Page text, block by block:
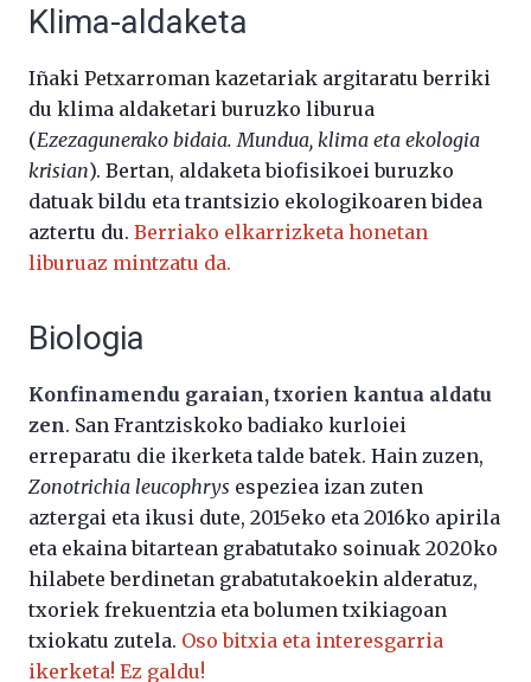
Klima-aldaketa
Iñaki Petxarroman kazetariak argitaratu berriki
du klima aldaketari buruzko liburua
(Ezezagunerako bidaia. Mundua, klima eta ekologia
krisian). Bertan, aldaketa biofisikoei buruzko
datuak bildu eta trantsizio ekologikoaren bidea
aztertu du. Berriako elkarrizketa honetan
liburuaz mintzatu da.
Biologia
Konfinamendu garaian, txorien kantua aldatu
zen. San Frantziskoko badiako kurloiei
erreparatu die ikerketa talde batek. Hain zuzen,
Zonotrichia leucophrys espeziea izan zuten
aztergai eta ikusi dute, 2015eko eta 2016ko apirila
eta ekaina bitartean grabatutako soinuak 2020ko
hilabete berdinetan grabatutakoekin alderatuz,
txoriek frekuentzia eta bolumen txikiagoan
txiokatu zutela. Oso bitxia eta interesgarria
ikerketa! Ez galdu!